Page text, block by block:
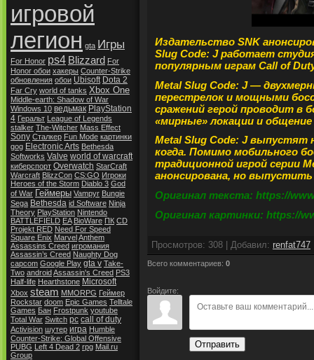
игровой
легион gta Игры
For Honor ps4 Blizzard For
Honor обои хакеры Counter-Strike
обновления обои Ubisoft Dota 2
Far Cry world of tanks Xbox One
Middle-earth: Shadow of War
Windows 10 ведьмак PlayStation
4 Геральт League of Legends
stalker The-Witcher Mass Effect
Sony Сталкер Fun Mode картинки
gog Electronic Arts Bethesda
Softworks Valve world of warcraft
киберспорт Overwatch StarCraft
Warcraft BlizzCon CS:GO Игроки
Heroes of the Storm Diablo 3 God
of War Геймеры Vampyr Bungie
Sega Bethesda id Software Ninja
Theory PlayStation Nintendo
BATTLEFIELD EA BioWare ПК CD
Projekt RED Need For Speed
Square Enix MarvelAnthem
Assassins Creed игромания
Assassin’s Creed Naughty Dog
capcom Google Play gta v Take-
Two androidAssassin's Creed PS3
Half-life Hearthstone Microsoft
Xbox steam MMORPG Геймер
Rockstar doom Epic Games Telltale
Games Бан Frostpunk youtube
Total War Switch pc call of duty
Activision шутер игра Humble
Counter-Strike: Global Offensive
PUBG Left 4 Dead 2 rpg Mail.ru
Group
Издательство SNK
Slug Code: J работает
популярным играм Call of
Metal Slug Code: J —
перестрелок и мощными
сражений герой проводит в
«мирные» локации и
Metal Slug Code: J выпустят
когда. Помимо мобильного
традиционной игрой серии
анонсирована, но
Оригинал текста: https://
Оригинал картинки: https://
Просмотров: 308 | Добавил: renfat747
Всего комментариев: 0
Войдите:
Отправить